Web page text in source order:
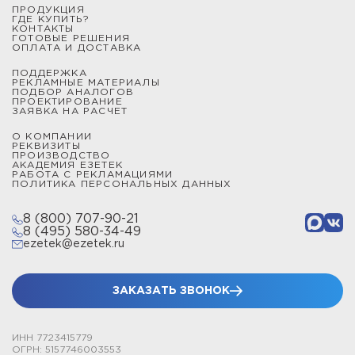
от 1 до 9 метров и закрепляются на плоских
поверхностях при помощи бетонных утяжелителей.
изготовлены из алюминиевых секций, которые
надежно скрепляются между собой, образуя защитную
конструкцию от 2,3 до 22,5 метров.
Мачты и молниеотводы телескопические типа СМТ
выполнены из стальных секций и позволяют получить
зону защиты от молнии произвольной высоты до 15,5
закрепляются при помощи подпятников и комплектов
растяжек.
Чтобы сделать расчет цены проекта, выбрать
конструкцию молниеотвода, спроектировать систему
заземления или купить устройство защиты от
сотрудникам по телефону или через онлайн-чат.
ПРОДУКЦИЯ
ГДЕ КУПИТЬ?
КОНТАКТЫ
ГОТОВЫЕ РЕШЕНИЯ
ОПЛАТА И ДОСТАВКА
ПОДДЕРЖКА
РЕКЛАМНЫЕ МАТЕРИАЛЫ
ПОДБОР АНАЛОГОВ
ПРОЕКТИРОВАНИЕ
ЗАЯВКА НА РАСЧЕТ
О КОМПАНИИ
РЕКВИЗИТЫ
ПРОИЗВОДСТВО
АКАДЕМИЯ ЕЗЕТЕК
РАБОТА С РЕКЛАМАЦИЯМИ
ПОЛИТИКА ПЕРСОНАЛЬНЫХ ДАННЫХ
8 (800) 707-90-21
8 (495) 580-34-49
ezetek@ezetek.ru
ЗАКАЗАТЬ ЗВОНОК
ИНН 7723415779
ОГРН: 5157746003553